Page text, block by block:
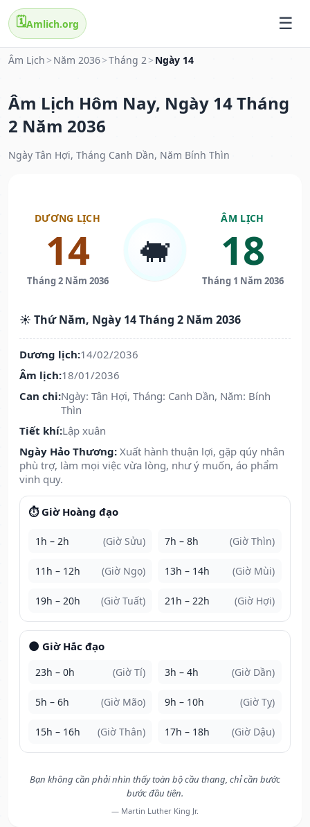
🗓️Amlich.org
Âm Lịch > Năm 2036>Tháng 2> Ngày 14
Âm Lịch Hôm Nay, Ngày 14 Tháng
2 Năm 2036
Ngày Tân Hợi, Tháng Canh Dần, Năm Bính Thìn
DƯƠNG LỊCH
14
Tháng 2 Năm 2036
🐖
ÂM LỊCH
18
Tháng 1 Năm 2036
☀️ Thứ Năm, Ngày 14 Tháng 2 Năm 2036
Dương lịch:14/02/2036
Âm lịch:18/01/2036
Can chi:Ngày: Tân Hợi, Tháng: Canh Dần, Năm: Bính
Thìn
Tiết khí:Lập xuân
Ngày Hảo Thương: Xuất hành thuận lợi, gặp qúy nhân
phù trợ, làm mọi việc vừa lòng, như ý muốn, áo phẩm
vinh quy.
⏱️ Giờ Hoàng đạo
1h – 2h (Giờ Sửu) 7h – 8h (Giờ Thìn)
11h – 12h (Giờ Ngọ) 13h – 14h (Giờ Mùi)
19h – 20h (Giờ Tuất) 21h – 22h (Giờ Hợi)
🌑 Giờ Hắc đạo
23h – 0h (Giờ Tí) 3h – 4h (Giờ Dần)
5h – 6h (Giờ Mão) 9h – 10h (Giờ Tỵ)
15h – 16h (Giờ Thân) 17h – 18h (Giờ Dậu)
Bạn không cần phải nhìn thấy toàn bộ cầu thang, chỉ cần bước
bước đầu tiên.
— Martin Luther King Jr.